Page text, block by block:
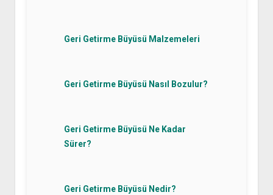
Geri Getirme Büyüsü Malzemeleri
Geri Getirme Büyüsü Nasıl Bozulur?
Geri Getirme Büyüsü Ne Kadar
Sürer?
Geri Getirme Büyüsü Nedir?